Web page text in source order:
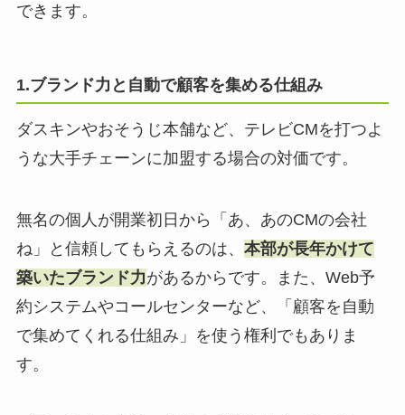
できます。
1.ブランド力と自動で顧客を集める仕組み
ダスキンやおそうじ本舗など、テレビCMを打つよ
うな大手チェーンに加盟する場合の対価です。
無名の個人が開業初日から「あ、あのCMの会社
ね」と信頼してもらえるのは、 本部が長年かけて
築いたブランド力があるからです。また、Web予
約システムやコールセンターなど、「顧客を自動
で集めてくれる仕組み」を使う権利でもありま
す。